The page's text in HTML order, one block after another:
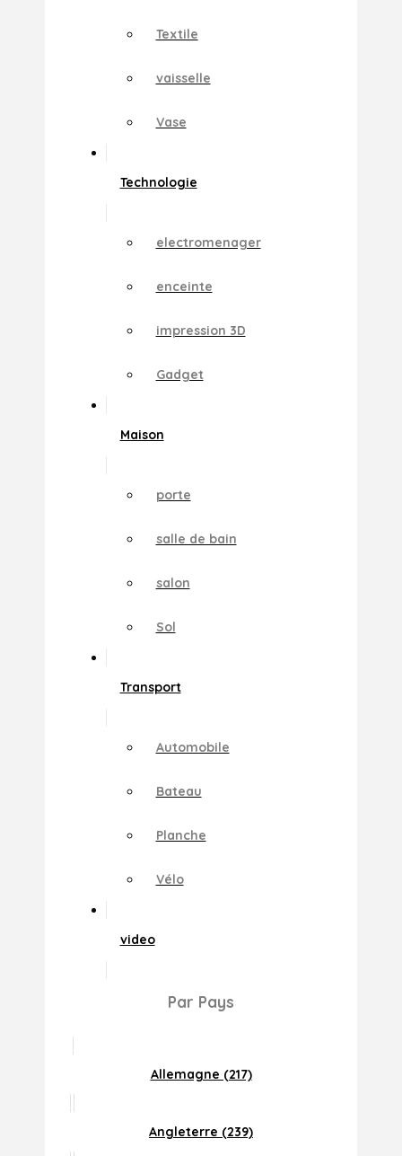
Textile
vaisselle
Vase
Technologie
electromenager
enceinte
impression 3D
Gadget
Maison
porte
salle de bain
salon
Sol
Transport
Automobile
Bateau
Planche
Vélo
video
Par Pays
Allemagne (217)
Angleterre (239)